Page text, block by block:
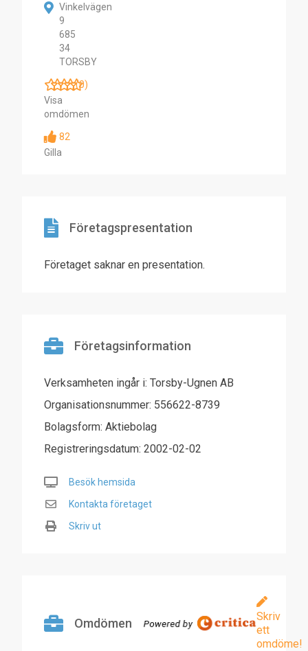
Vinkelvägen
9
685
34
TORSBY
(0)
Visa
omdömen
82
Gilla
Företagspresentation
Företaget saknar en presentation.
Företagsinformation
Verksamheten ingår i: Torsby-Ugnen AB
Organisationsnummer: 556622-8739
Bolagsform: Aktiebolag
Registreringsdatum: 2002-02-02
Besök hemsida
Kontakta företaget
Skriv ut
Omdömen
Skriv
ett
omdöme!